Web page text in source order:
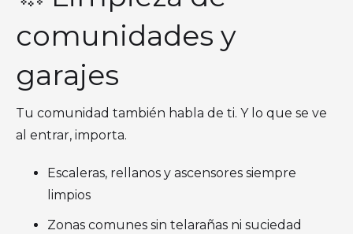
comunidades y
garajes
Tu comunidad también habla de ti. Y lo que se ve
al entrar, importa.
Escaleras, rellanos y ascensores siempre
limpios
Zonas comunes sin telarañas ni suciedad